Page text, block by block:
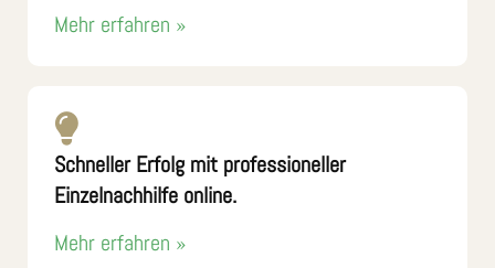
Mehr erfahren »
Schneller Erfolg mit professioneller
Einzelnachhilfe online.
Mehr erfahren »